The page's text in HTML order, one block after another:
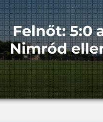
Felnőt: 5:0
Nimród